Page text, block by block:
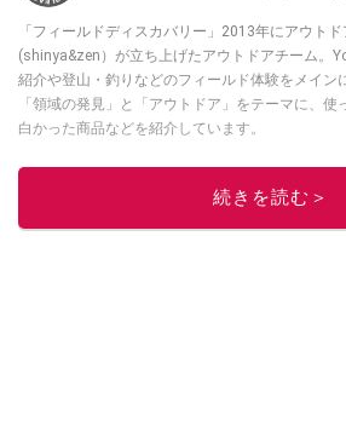
「フィールドディスカバリー」2013年にアウト
(shinya&zen）が立ち上げたアウトドアチーム。
紹介や登山・釣りなどのフィールド体験をメイン
「領域の発見」と「アウトドア」をテーマに、
白かった商品などを紹介しています。
・Instagramは
続きを読む＞